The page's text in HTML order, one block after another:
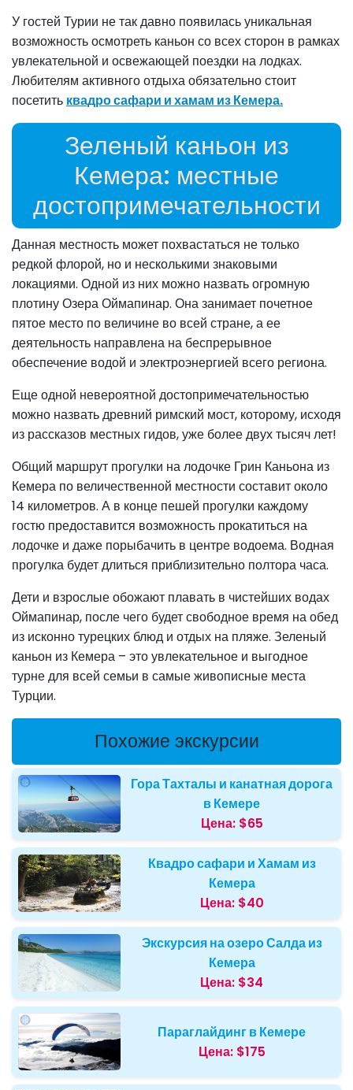
У гостей Турии не так давно появилась уникальная
возможность осмотреть каньон со всех сторон в рамках
увлекательной и освежающей поездки на лодках.
Любителям активного отдыха обязательно стоит
посетить квадро сафари и хамам из Кемера.
Зеленый каньон из
Кемера: местные
достопримечательности
Данная местность может похвастаться не только
редкой флорой, но и несколькими знаковыми
локациями. Одной из них можно назвать огромную
плотину Озера Оймапинар. Она занимает почетное
пятое место по величине во всей стране, а ее
деятельность направлена на беспрерывное
обеспечение водой и электроэнергией всего региона.
Еще одной невероятной достопримечательностью
можно назвать древний римский мост, которому, исходя
из рассказов местных гидов, уже более двух тысяч лет!
Общий маршрут прогулки на лодочке Грин Каньона из
Кемера по величественной местности составит около
14 километров. А в конце пешей прогулки каждому
гостю предоставится возможность прокатиться на
лодочке и даже порыбачить в центре водоема. Водная
прогулка будет длиться приблизительно полтора часа.
Дети и взрослые обожают плавать в чистейших водах
Оймапинар, после чего будет свободное время на обед
из исконно турецких блюд и отдых на пляже. Зеленый
каньон из Кемера – это увлекательное и выгодное
турне для всей семьи в самые живописные места
Турции.
Похожие экскурсии
Гора Тахталы и канатная дорога
в Кемере
Цена: $65
Квадро сафари и Хамам из
Кемера
Цена: $40
Экскурсия на озеро Салда из
Кемера
Цена: $34
Параглайдинг в Кемере
Цена: $175